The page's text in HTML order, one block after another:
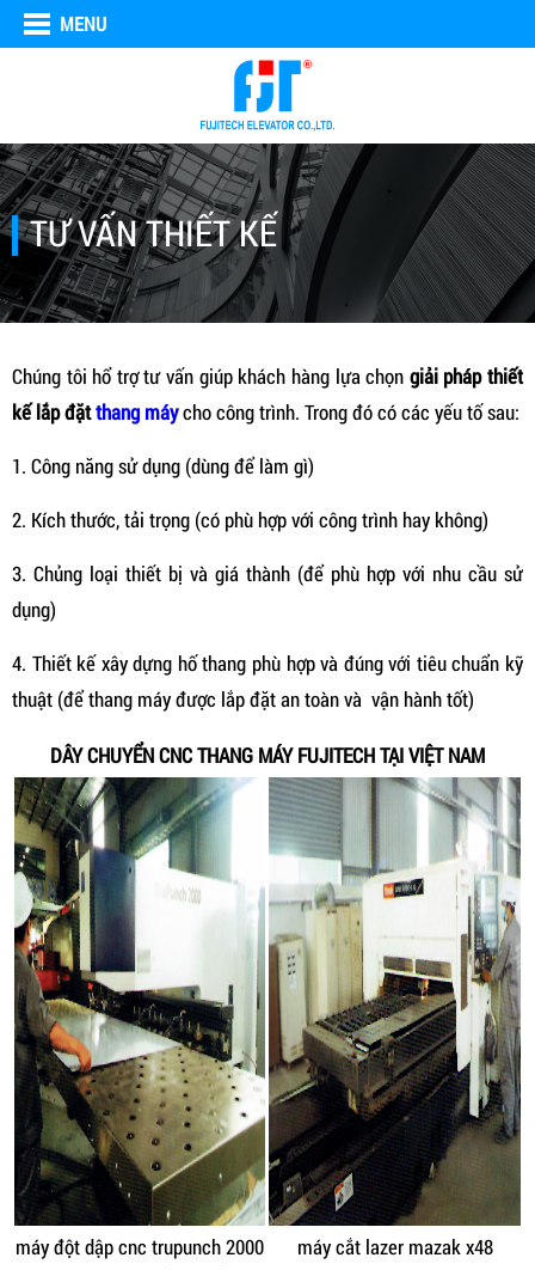
MENU
TƯ VẤN THIẾT KẾ
Chúng tôi hổ trợ tư vấn giúp khách hàng lựa chọn giải pháp thiết
kế lắp đặtthang máycho công trình. Trong đó có các yếu tố sau:
1. Công năng sử dụng (dùng để làm gì)
2. Kích thước, tải trọng (có phù hợp với công trình hay không)
3. Chủng loại thiết bị và giá thành (để phù hợp với nhu cầu sử
dụng)
4. Thiết kế xây dựng hố thang phù hợp và đúng với tiêu chuẩn kỹ
thuật (để thang máy được lắp đặt an toàn và vận hành tốt)
DÂY CHUYỂN CNC THANG MÁY FUJITECH TẠI VIỆT NAM
máy đột dập cnc trupunch 2000
máy cắt lazer mazak x48